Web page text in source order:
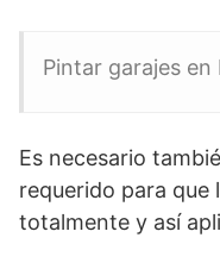
Pintar garajes en
Es necesario
requerido para que
totalmente y así